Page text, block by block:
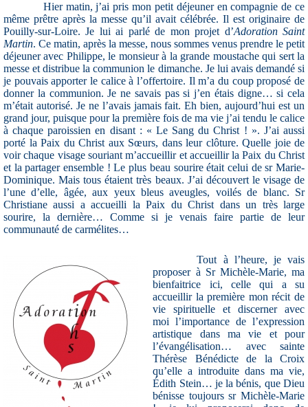
Hier matin, j’ai pris mon petit déjeuner en compagnie de ce
même prêtre après la messe qu’il avait célébrée. Il est originaire de
Pouilly-sur-Loire. Je lui ai parlé de mon projet d’Adoration Saint
Martin. Ce matin, après la messe, nous sommes venus prendre le petit
déjeuner avec Philippe, le monsieur à la grande moustache qui sert la
messe et distribue la communion le dimanche. Je lui avais demandé si
je pouvais apporter le calice à l’offertoire. Il m’a du coup proposé de
donner la communion. Je ne savais pas si j’en étais digne… si cela
m’était autorisé. Je ne l’avais jamais fait. Eh bien, aujourd’hui est un
grand jour, puisque pour la première fois de ma vie j’ai tendu le calice
à chaque paroissien en disant : « Le Sang du Christ ! ». J’ai aussi
porté la Paix du Christ aux Sœurs, dans leur clôture. Quelle joie de
voir chaque visage souriant m’accueillir et accueillir la Paix du Christ
et la partager ensemble ! Le plus beau sourire était celui de sr Marie-
Dominique. Mais tous étaient très beaux. J’ai découvert le visage de
l’une d’elle, âgée, aux yeux bleus aveugles, voilés de blanc. Sr
Christiane aussi a accueilli la Paix du Christ dans un très large
sourire, la dernière… Comme si je venais faire partie de leur
communauté de carmélites…
Tout à l’heure, je vais
proposer à Sr Michèle-Marie, ma
bienfaitrice ici, celle qui a su
accueillir la première mon récit de
vie spirituelle et discerner avec
moi l’importance de l’expression
artistique dans ma vie et pour
l’évangélisation… avec sainte
Thérèse Bénédicte de la Croix
qu’elle a introduite dans ma vie,
Édith Stein… je la bénis, que Dieu
bénisse toujours sr Michèle-Marie